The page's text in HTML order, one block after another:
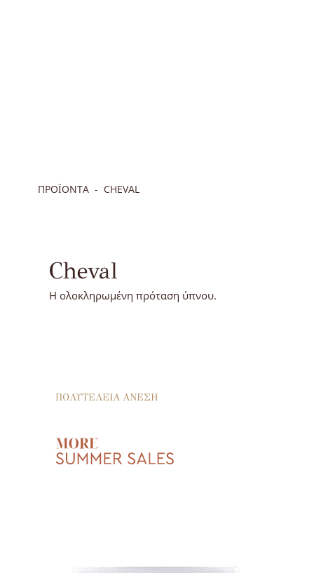
ΠΡΟΪΟΝΤΑ CHEVAL
Cheval
H ολοκληρωμένη πρόταση ύπνου.
ΠΟΛΥΤΕΛΕΙΑ ΑΝΕΣΗ